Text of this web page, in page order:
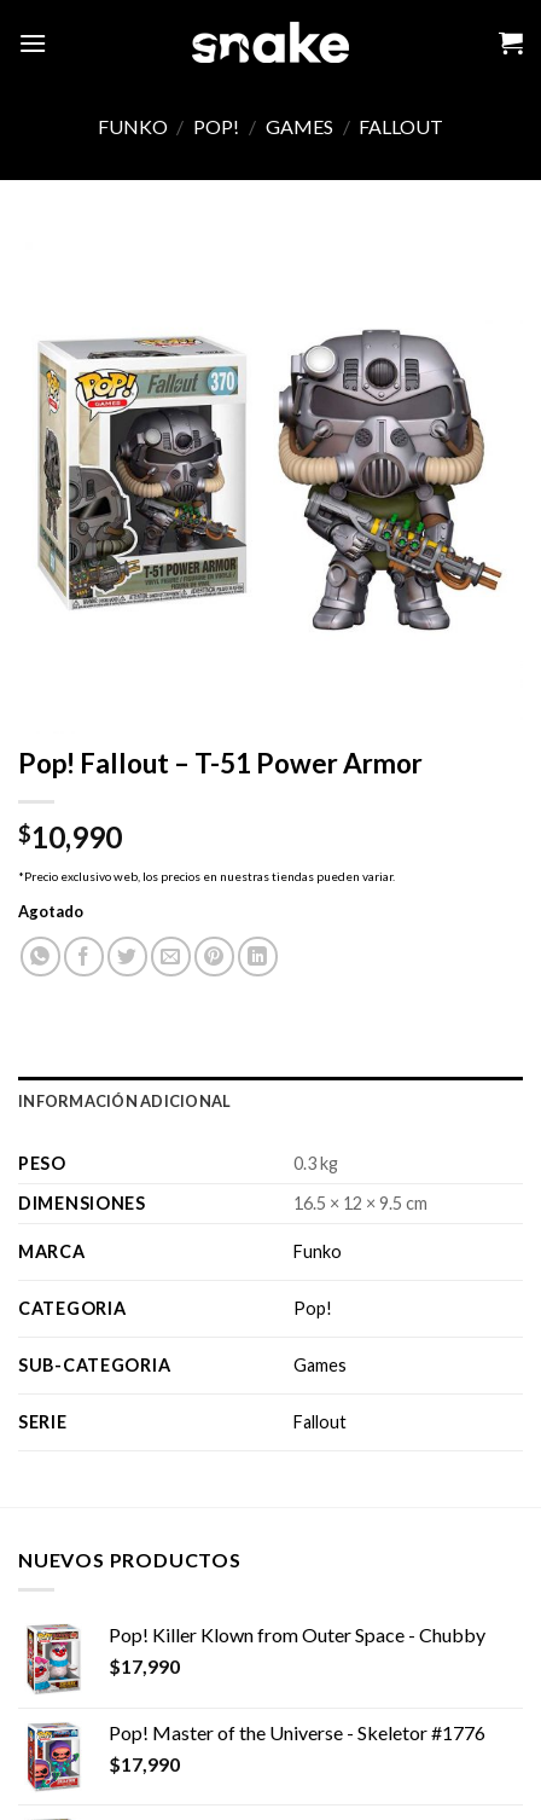
FUNKO / POP! / GAMES / FALLOUT
Pop! Fallout – T-51 Power Armor
$10,990
*Precio exclusivo web, los precios en nuestras tiendas pueden variar.
Agotado
INFORMACIÓN ADICIONAL
PESO
0.3 kg
DIMENSIONES
16.5 × 12 × 9.5 cm
MARCA Funko
CATEGORIA Pop!
SUB-CATEGORIA Games
SERIE Fallout
NUEVOS PRODUCTOS
Pop! Killer Klown from Outer Space - Chubby
$17,990
Pop! Master of the Universe - Skeletor #1776
$17,990